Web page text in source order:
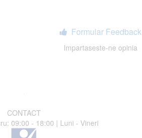
Formular Feedback
Impartaseste-ne opinia
CONTACT
09:00 - 18:00 | Luni - Vineri